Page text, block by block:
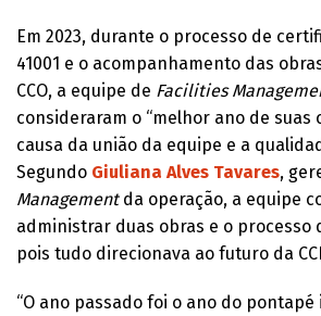
Em 2023, durante o processo de
41001 e o acompanhamento das
CCO, a equipe de Facilities
consideraram o “melhor ano de suas
causa da união da equipe e a
Segundo Giuliana Alves Tavares,
Management da operação, a equipe
administrar duas obras e o processo
pois tudo direcionava ao futuro da
“O ano passado foi o ano do